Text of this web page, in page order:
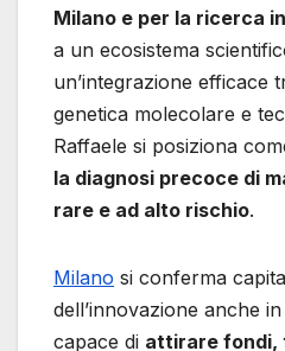
Milano e per la ricerca
a un ecosistema
un’integrazione efficace
genetica molecolare e
Raffaele si posiziona
la diagnosi precoce di
rare e ad alto rischio.
Milano si conferma
dell’innovazione anche
capace di attirare fondi,